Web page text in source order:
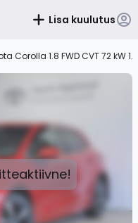
Lisa kuulutus
Corolla 1.8 FWD CVT 72 kW